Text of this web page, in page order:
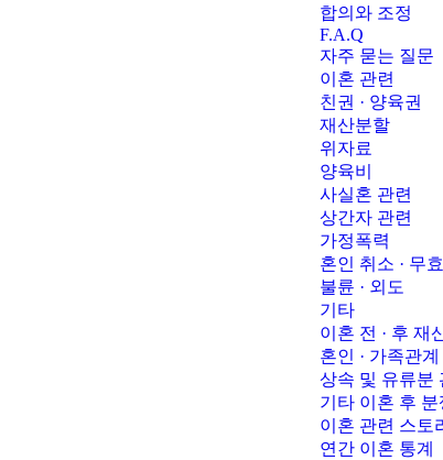
합의와 조정
F.A.Q
자주 묻는 질문
이혼 관련
친권 · 양육권
재산분할
위자료
양육비
사실혼 관련
상간자 관련
가정폭력
혼인 취소 · 무효
불륜 · 외도
기타
이혼 전 · 후 재
혼인 · 가족관계
상속 및 유류분
기타 이혼 후 분
이혼 관련 스토
연간 이혼 통계